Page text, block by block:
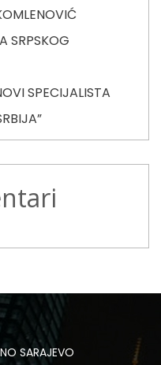
SRPSKOG
SPECIJALISTA
SARAJEVO